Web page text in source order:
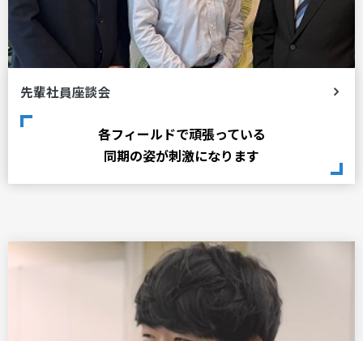
先輩社員座談会
各フィールドで頑張っている
同期の姿が刺激になります